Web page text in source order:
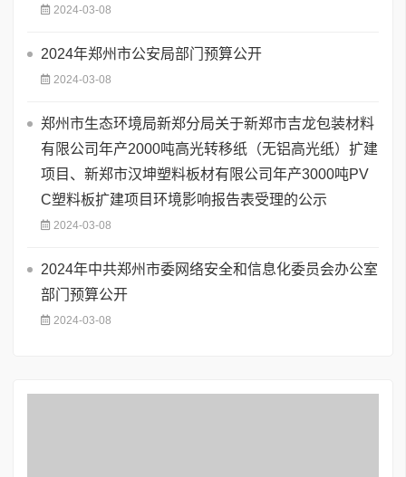
2024-03-08
2024年郑州市公安局部门预算公开
2024-03-08
郑州市生态环境局新郑分局关于新郑市吉龙包装材料
有限公司年产2000吨高光转移纸（无铝高光纸）扩建
项目、新郑市汉坤塑料板材有限公司年产3000吨PV
C塑料板扩建项目环境影响报告表受理的公示
2024-03-08
2024年中共郑州市委网络安全和信息化委员会办公室
部门预算公开
2024-03-08